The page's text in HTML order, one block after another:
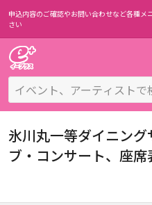
申込内容のご確認やお問い合わせなど各種メ
さい
氷川丸一等ダイニン
ブ・コンサート、座席